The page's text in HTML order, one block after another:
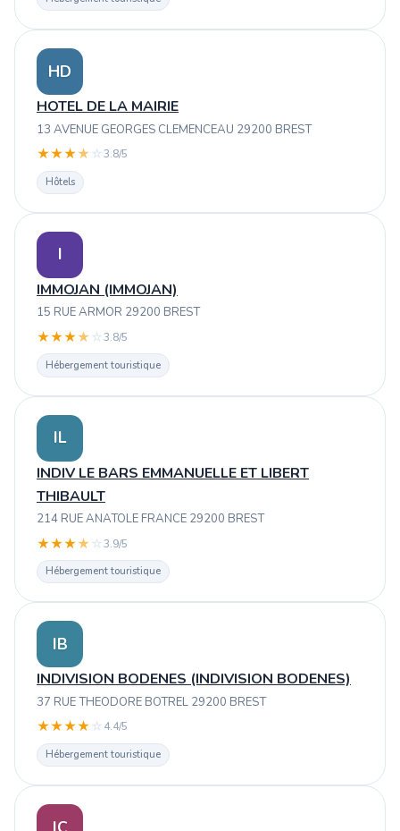
HD
HOTEL DE LA MAIRIE
13 AVENUE GEORGES CLEMENCEAU 29200 BREST
★★★★ ☆3.8/5
Hôtels
I
IMMOJAN (IMMOJAN)
15 RUE ARMOR 29200 BREST
★★★★ ☆3.8/5
Hébergement touristique
IL
INDIV LE BARS EMMANUELLE ET LIBERT
THIBAULT
214 RUE ANATOLE FRANCE 29200 BREST
★★★★ ☆3.9/5
Hébergement touristique
IB
INDIVISION BODENES (INDIVISION BODENES)
37 RUE THEODORE BOTREL 29200 BREST
★★★★ ☆ 4.4/5
Hébergement touristique